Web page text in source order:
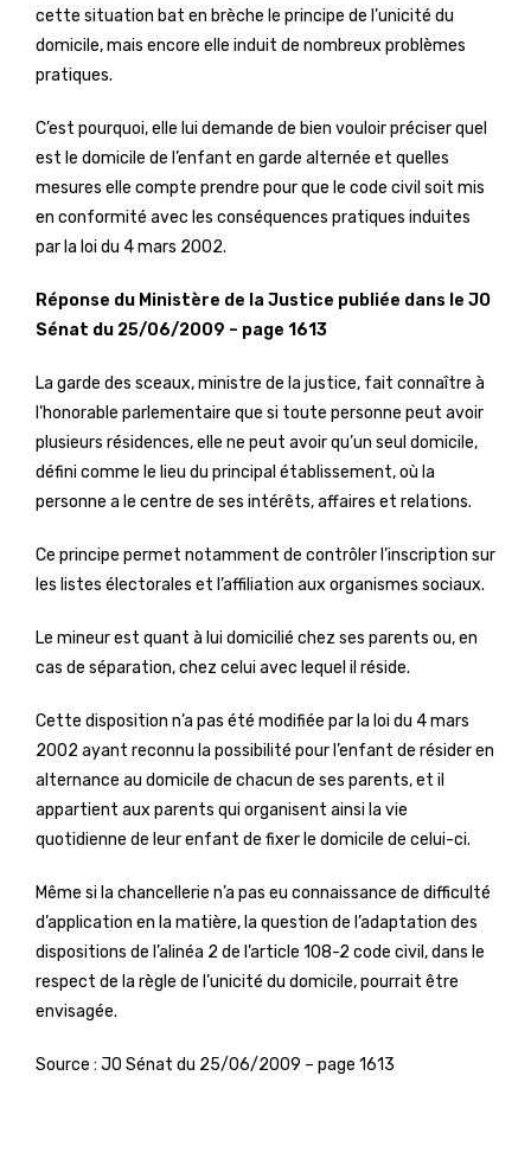
cette situation bat en brèche le principe de l’unicité du
domicile, mais encore elle induit de nombreux problèmes
pratiques.
C’est pourquoi, elle lui demande de bien vouloir préciser quel
est le domicile de l’enfant en garde alternée et quelles
mesures elle compte prendre pour que le code civil soit mis
en conformité avec les conséquences pratiques induites
par la loi du 4 mars 2002.
Réponse du Ministère de la Justice publiée dans le JO
Sénat du 25/06/2009 – page 1613
La garde des sceaux, ministre de la justice, fait connaître à
l’honorable parlementaire que si toute personne peut avoir
plusieurs résidences, elle ne peut avoir qu’un seul domicile,
défini comme le lieu du principal établissement, où la
personne a le centre de ses intérêts, affaires et relations.
Ce principe permet notamment de contrôler l’inscription sur
les listes électorales et l’affiliation aux organismes sociaux.
Le mineur est quant à lui domicilié chez ses parents ou, en
cas de séparation, chez celui avec lequel il réside.
Cette disposition n’a pas été modifiée par la loi du 4 mars
2002 ayant reconnu la possibilité pour l’enfant de résider en
alternance au domicile de chacun de ses parents, et il
appartient aux parents qui organisent ainsi la vie
quotidienne de leur enfant de fixer le domicile de celui-ci.
Même si la chancellerie n’a pas eu connaissance de difficulté
d’application en la matière, la question de l’adaptation des
dispositions de l’alinéa 2 de l’article 108-2 code civil, dans le
respect de la règle de l’unicité du domicile, pourrait être
envisagée.
Source : JO Sénat du 25/06/2009 – page 1613